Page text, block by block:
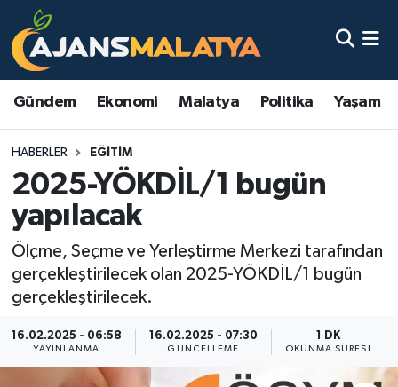
Gündem Ekonomi Malatya Politika Yaşam
HABERLER EĞITIM
2025-YÖKDİL/1 bugün
yapılacak
Ölçme, Seçme ve Yerleştirme Merkezi tarafından
gerçekleştirilecek olan 2025-YÖKDİL/1 bugün
gerçekleştirilecek.
16.02.2025 - 06:58
YAYINLANMA
16.02.2025 - 07:30
GÜNCELLEME
1 DK
OKUNMA SÜRESI
Asayiş
Eğitim
Ekonomi
Gündem
Kadın
Kültür & Sanat
Magazin
Malatya Nöbetçi Eczaneler
Malatya Namaz Vakitleri
Malatya Trafik Yoğunluk Haritası
TFF 3.Lig 2.Grup Puan Durumu ve Fikstür
Tüm Manşetler
Son Dakika Haberleri
Haber Arşivi